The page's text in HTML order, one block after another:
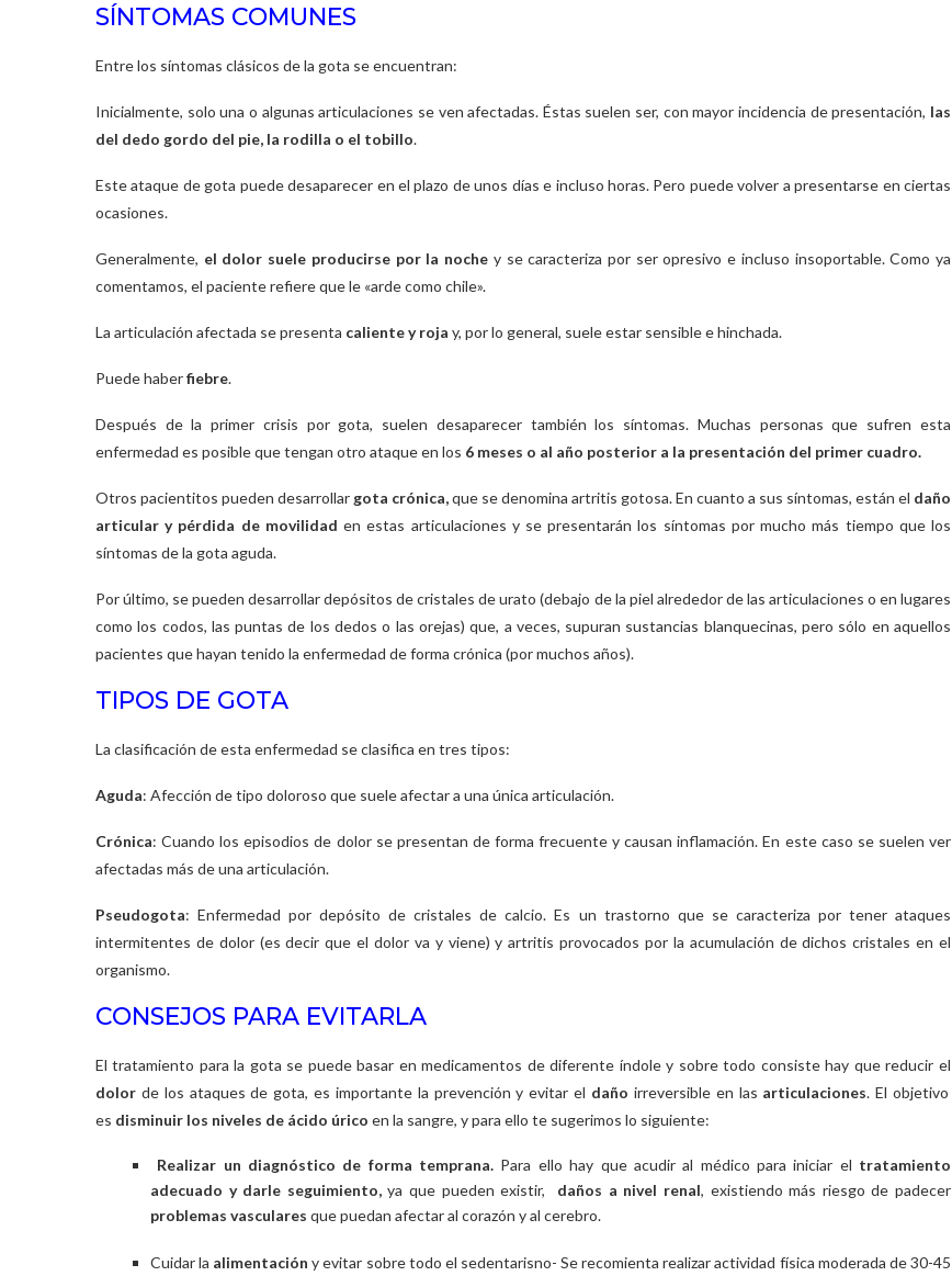
SÍNTOMAS COMUNES
Entre los síntomas clásicos de la gota se encuentran:
Inicialmente, solo una o algunas articulaciones se ven afectadas. Éstas suelen ser, con mayor incidencia de presentación, las
del dedo gordo del pie, la rodilla o el tobillo.
Este ataque de gota puede desaparecer en el plazo de unos días e incluso horas. Pero puede volver a presentarse en ciertas
ocasiones.
Generalmente, el dolor suele producirse por la noche y se caracteriza por ser opresivo e incluso insoportable. Como ya
comentamos, el paciente refiere que le «arde como chile».
La articulación afectada se presenta caliente y roja y, por lo general, suele estar sensible e hinchada.
Puede haberfiebre.
Después de la primer crisis por gota, suelen desaparecer también los síntomas. Muchas personas que sufren esta
enfermedad es posible que tengan otro ataque en los 6 meses o al año posterior a la presentación del primer cuadro.
Otros pacientitos pueden desarrollar gota crónica,que se denomina artritis gotosa. En cuanto a sus síntomas, están el daño
articular y pérdida de movilidad en estas articulaciones y se presentarán los síntomas por mucho más tiempo que los
síntomas de la gota aguda.
Por último, se pueden desarrollar depósitos de cristales de urato (debajo de la piel alrededor de las articulaciones o en lugares
como los codos, las puntas de los dedos o las orejas) que, a veces, supuran sustancias blanquecinas, pero sólo en aquellos
pacientes que hayan tenido la enfermedad de forma crónica (por muchos años).
TIPOS DE GOTA
La clasificación de esta enfermedad se clasifica en tres tipos:
Aguda: Afección de tipo doloroso que suele afectar a una única articulación.
Crónica: Cuando los episodios de dolor se presentan de forma frecuente y causan inflamación. En este caso se suelen ver
afectadas más de una articulación.
Pseudogota: Enfermedad por depósito de cristales de calcio. Es un trastorno que se caracteriza por tener ataques
intermitentes de dolor (es decir que el dolor va y viene) y artritis provocados por la acumulación de dichos cristales en el
organismo.
CONSEJOS PARA EVITARLA
El tratamiento para la gota se puede basar en medicamentos de diferente índole y sobre todo consiste hay que reducir el
dolor de los ataques de gota, es importante la prevención y evitar el daño irreversible en las articulaciones. El objetivo
es disminuir los niveles de ácido úrico en la sangre, y para ello te sugerimos lo siguiente:
Realizar un diagnóstico de forma temprana. Para ello hay que acudir al médico para iniciar el tratamiento
adecuado y darle seguimiento,ya que pueden existir, daños a nivel renal, existiendo más riesgo de padecer
problemas vasculares que puedan afectar al corazón y al cerebro.
Cuidar la alimentacióny evitar sobre todo el sedentarisno- Se recomienta realizar actividad física moderada de 30-45